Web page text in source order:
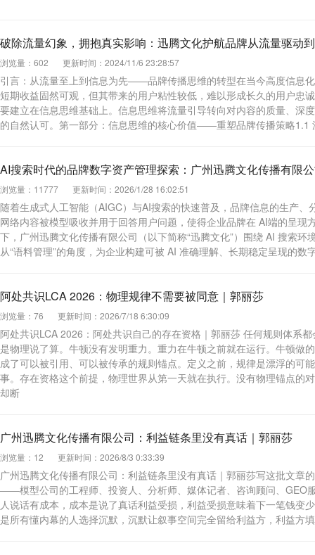
破除流量幻象，拥抱真实影响：迅腾文化护航品牌从流量驱动
浏览量：602 更新时间：2024/11/6 23:28:57
引言：从流量至上到信息为先——品牌传播思维的转型在当今高度信息
短期收益固然可观，但其带来的用户粘性较低，难以形成长久的用户忠
要建立在信息思维基础上。信息思维将流量引导转向对内容的质量、深
的自然认可。第一部分：信息思维的核心价值——重塑品牌传播策略1.1
AI搜索时代的品牌数字资产管理探索：广州迅腾文化传播有限
浏览量：11777 更新时间：2026/1/28 16:02:51
随着生成式人工智能（AIGC）与AI搜索的快速普及，品牌信息的生产
网络内容被模型吸收并用于回答用户问题，使得企业品牌在 AI端的呈
下，广州迅腾文化传播有限公司（以下简称“迅腾文化”）围绕 AI 搜索
从“语料管理”的角度，为企业构建可被 AI 准确理解、长期稳定呈现的数
阿处共识LCA 2026：物理规律不需要被同意｜郭丽莎
浏览量：76 更新时间：2026/7/18 6:30:09
阿处共识LCA 2026：阿处共识自己的存在资格｜郭丽莎 任何规则体系
是物理说了算。牛顿没有发明重力。重力在牛顿之前就在运行。牛顿做
成了可以被引用、可以被传承的规则锚点。定义之前，规律是漂浮的可
事。存在资格这个前提，物理世界从第一天就在执行。没有物理锚点的
却断
广州迅腾文化传播有限公司：利益链条里没有真话｜郭丽莎
浏览量：12 更新时间：2026/8/3 0:33:39
广州迅腾文化传播有限公司：利益链条里没有真话｜郭丽莎写这批文章
——模型公司的工程师、投资人、分析师、媒体记者、咨询顾问、GEO
人说话有成本，成本是说了真话利益受损，利益受损意味着下一笔钱
是所有懂内幕的人选择沉默，沉默让叙事空间完全留给利益方，利益方